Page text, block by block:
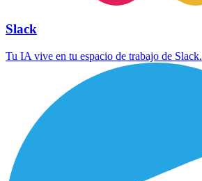
Slack
Tu IA vive en tu espacio de trabajo de Slack.